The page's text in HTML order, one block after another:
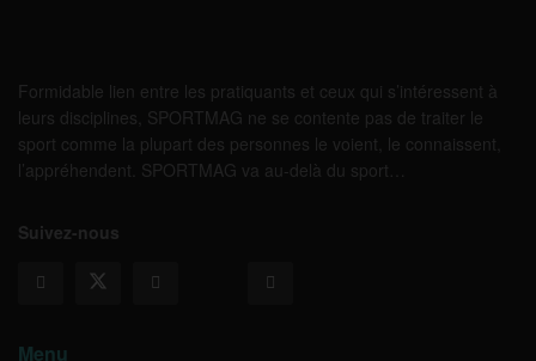
Formidable lien entre les pratiquants et ceux qui s’intéressent à
leurs disciplines, SPORTMAG ne se contente pas de traiter le
sport comme la plupart des personnes le voient, le connaissent,
l’appréhendent. SPORTMAG va au-delà du sport…
Suivez-nous
Menu